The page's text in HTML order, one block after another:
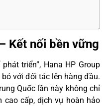
Kết nối bền vững
triển”, Hana HP Group
với đối tác lên hàng đầu.
Quốc lần này không chỉ
cao cấp, dịch vụ hoàn hảo